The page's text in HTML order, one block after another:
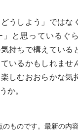
うしよう」ではな
」と思っているぐ
持ちで構えている
いるかもしれませ
しむおおらかな気
か。
ものです。最新の内